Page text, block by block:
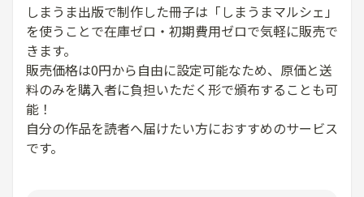
しまうま出版で制作した冊子は「しまうまマルシェ」
を使うことで在庫ゼロ・初期費用ゼロで気軽に販売で
きます。
販売価格は0円から自由に設定可能なため、原価と送
料のみを購入者に負担いただく形で頒布することも可
能！
自分の作品を読者へ届けたい方におすすめのサービス
です。